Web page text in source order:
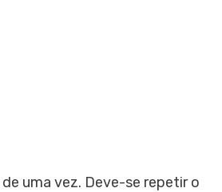
uma vez. Deve-se repetir o